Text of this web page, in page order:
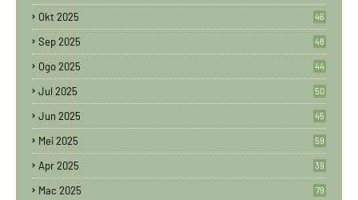
Okt 2025 46
Sep 2025 48
Ogo 2025 44
Jul 2025 50
Jun 2025 45
Mei 2025 59
Apr 2025 39
Mac 2025 79